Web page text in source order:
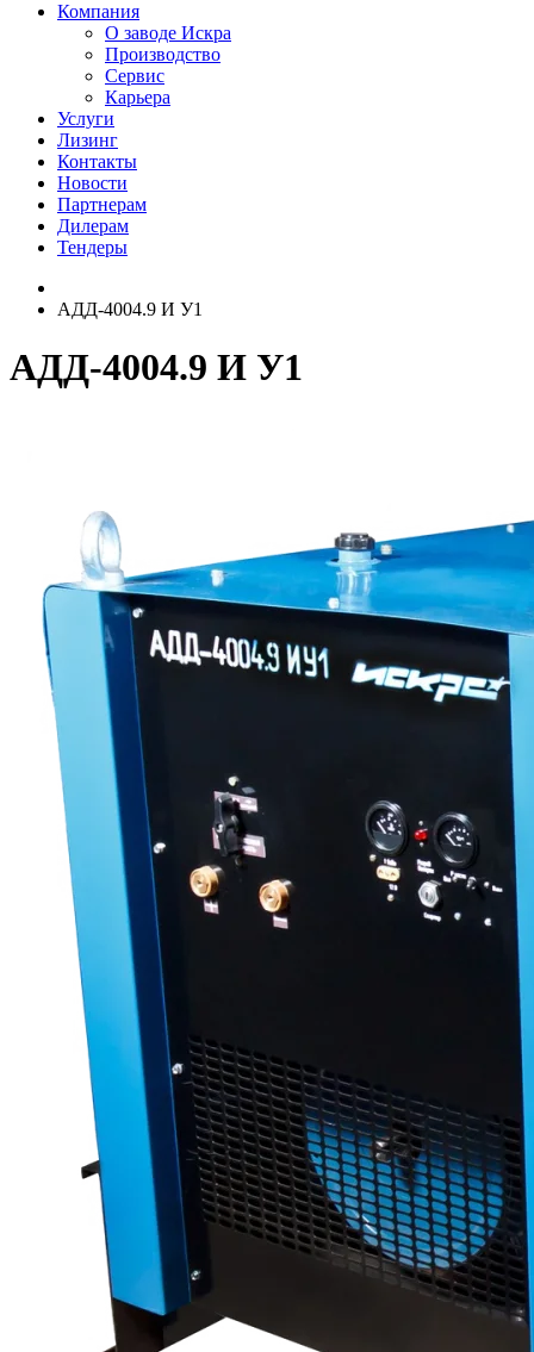
Компания
О заводе Искра
Производство
Сервис
Карьера
Услуги
Лизинг
Контакты
Новости
Партнерам
Дилерам
Тендеры
АДД-4004.9 И У1
АДД-4004.9 И У1